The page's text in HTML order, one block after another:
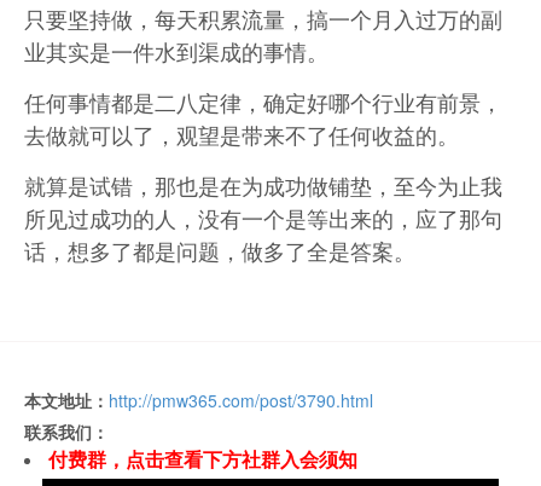
只要坚持做，每天积累流量，搞一个月入过万的副
业其实是一件水到渠成的事情。
任何事情都是二八定律，确定好哪个行业有前景，
去做就可以了，观望是带来不了任何收益的。
就算是试错，那也是在为成功做铺垫，至今为止我
所见过成功的人，没有一个是等出来的，应了那句
话，想多了都是问题，做多了全是答案。
本文地址： http://pmw365.com/post/3790.html
联系我们：
付费群，点击查看下方社群入会须知